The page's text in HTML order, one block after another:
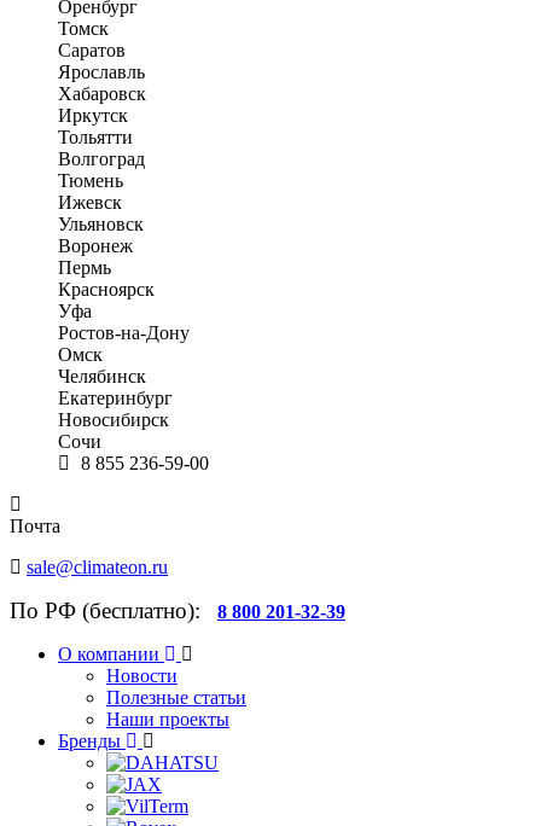
Оренбург
Томск
Саратов
Ярославль
Хабаровск
Иркутск
Тольятти
Волгоград
Тюмень
Ижевск
Ульяновск
Воронеж
Пермь
Красноярск
Уфа
Ростов-на-Дону
Омск
Челябинск
Екатеринбург
Новосибирск
Сочи
8 855 236-59-00
Почта
sale@climateon.ru
По РФ (бесплатно): 8 800 201-32-39
О компании
Новости
Полезные статьи
Наши проекты
Бренды